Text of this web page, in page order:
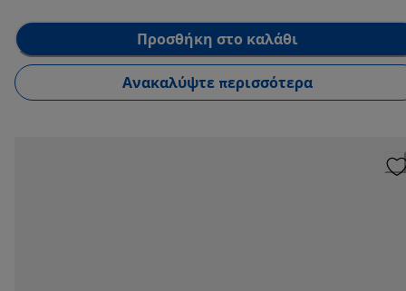
Προσθήκη στο καλάθι
Ανακαλύψτε περισσότερα